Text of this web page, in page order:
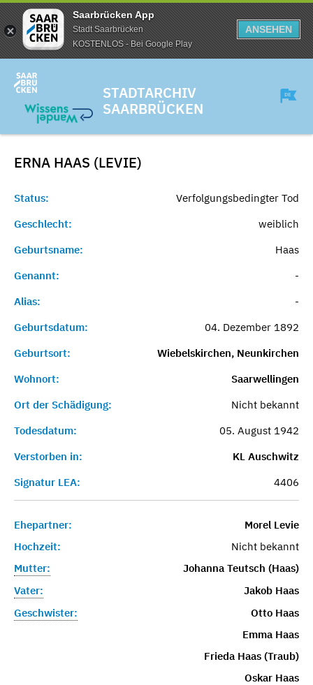
Saarbrücken App
Stadt Saarbrücken
KOSTENLOS - Bei Google Play
ANSEHEN
STADTARCHIV
SAARBRÜCKEN
ERNA HAAS (LEVIE)
Status:
Verfolgungsbedingter Tod
Geschlecht:
weiblich
Geburtsname:
Haas
Genannt:
-
Alias:
-
Geburtsdatum:
04. Dezember 1892
Geburtsort:
Wiebelskirchen, Neunkirchen
Wohnort:
Saarwellingen
Ort der Schädigung:
Nicht bekannt
Todesdatum:
05. August 1942
Verstorben in:
KL Auschwitz
Signatur LEA:
4406
Ehepartner:
Morel Levie
Hochzeit:
Nicht bekannt
Mutter:
Johanna Teutsch (Haas)
Vater:
Jakob Haas
Geschwister:
Otto Haas
Emma Haas
Frieda Haas (Traub)
Oskar Haas